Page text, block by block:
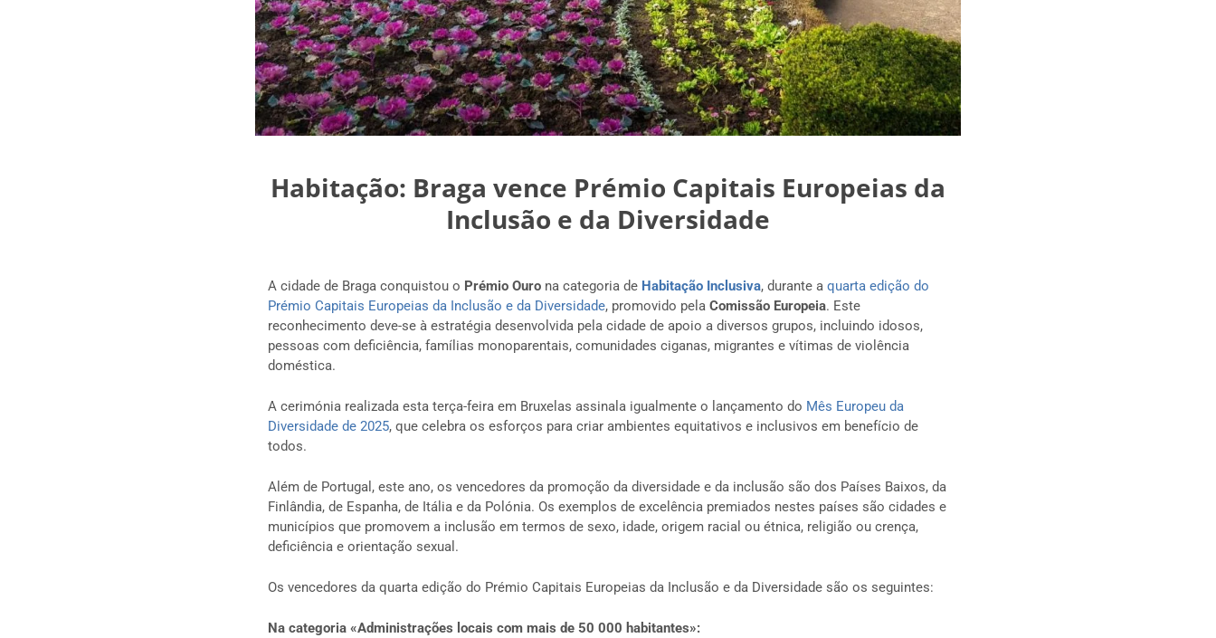
Habitação: Braga vence Prémio Capitais Europeias da
Inclusão e da Diversidade
A cidade de Braga conquistou o Prémio Ourona categoria de Habitação Inclusiva, durante a quarta edição do
Prémio Capitais Europeias da Inclusão e da Diversidade, promovido pela Comissão Europeia. Este
reconhecimento deve-se à estratégia desenvolvida pela cidade de apoio a diversos grupos, incluindo idosos,
pessoas com deficiência, famílias monoparentais, comunidades ciganas, migrantes e vítimas de violência
doméstica.
A cerimónia realizada esta terça-feira em Bruxelas assinala igualmente o lançamento do Mês Europeu da
Diversidade de 2025, que celebra os esforços para criar ambientes equitativos e inclusivos em benefício de
todos.
Além de Portugal, este ano, os vencedores da promoção da diversidade e da inclusão são dos Países Baixos, da
Finlândia, de Espanha, de Itália e da Polónia. Os exemplos de excelência premiados nestes países são cidades e
municípios que promovem a inclusão em termos de sexo, idade, origem racial ou étnica, religião ou crença,
deficiência e orientação sexual.
Os vencedores da quarta edição do Prémio Capitais Europeias da Inclusão e da Diversidade são os seguintes:
Na categoria «Administrações locais com mais de 50 000 habitantes»: